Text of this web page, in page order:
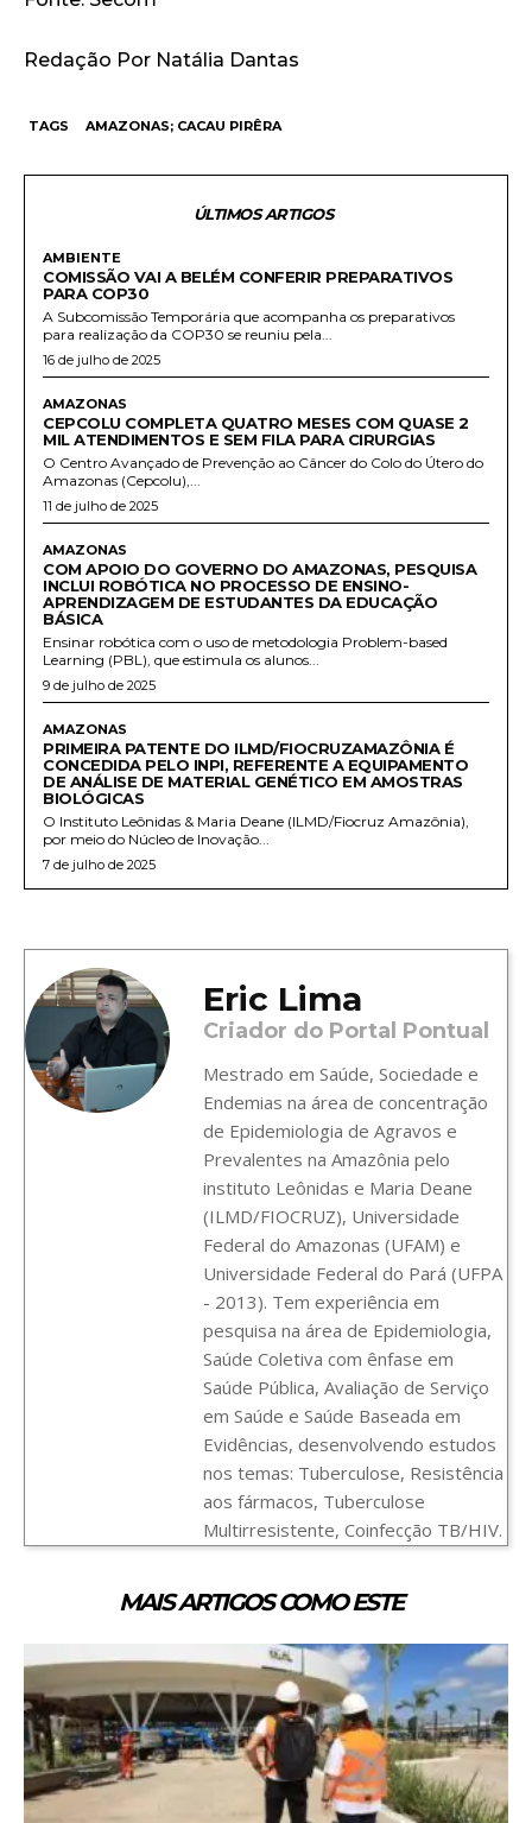
Redação Por Natália Dantas
TAGS AMAZONAS; CACAU PIRÊRA
ÚLTIMOS ARTIGOS
AMBIENTE
COMISSÃO VAI A BELÉM CONFERIR PREPARATIVOS
PARA COP30
A Subcomissão Temporária que acompanha os preparativos
para realização da COP30 se reuniu pela...
16 de julho de 2025
AMAZONAS
CEPCOLU COMPLETA QUATRO MESES COM QUASE 2
MIL ATENDIMENTOS E SEM FILA PARA CIRURGIAS
O Centro Avançado de Prevenção ao Câncer do Colo do Útero do
Amazonas (Cepcolu),...
11 de julho de 2025
AMAZONAS
COM APOIO DO GOVERNO DO AMAZONAS, PESQUISA
INCLUI ROBÓTICA NO PROCESSO DE ENSINO-
APRENDIZAGEM DE ESTUDANTES DA EDUCAÇÃO
BÁSICA
Ensinar robótica com o uso de metodologia Problem-based
Learning (PBL), que estimula os alunos...
9 de julho de 2025
AMAZONAS
PRIMEIRA PATENTE DO ILMD/FIOCRUZAMAZÔNIA É
CONCEDIDA PELO INPI, REFERENTE A EQUIPAMENTO
DE ANÁLISE DE MATERIAL GENÉTICO EM AMOSTRAS
BIOLÓGICAS
O Instituto Leônidas & Maria Deane (ILMD/Fiocruz Amazônia),
por meio do Núcleo de Inovação...
7 de julho de 2025
Eric Lima
Criador do Portal Pontual
Mestrado em Saúde, Sociedade e
Endemias na área de concentração
de Epidemiologia de Agravos e
Prevalentes na Amazônia pelo
instituto Leônidas e Maria Deane
(ILMD/FIOCRUZ), Universidade
Federal do Amazonas (UFAM) e
Universidade Federal do Pará (UFPA
- 2013). Tem experiência em
pesquisa na área de Epidemiologia,
Saúde Coletiva com ênfase em
Saúde Pública, Avaliação de Serviço
em Saúde e Saúde Baseada em
Evidências, desenvolvendo estudos
nos temas: Tuberculose, Resistência
aos fármacos, Tuberculose
Multirresistente, Coinfecção TB/HIV.
MAIS ARTIGOS COMO ESTE